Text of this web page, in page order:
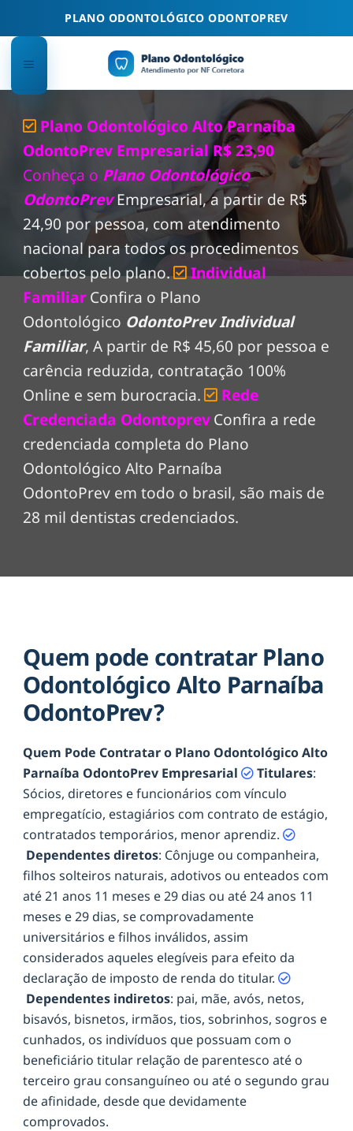
PLANO ODONTOLÓGICO ODONTOPREV
Plano Odontológico Alto Parnaíba
OdontoPrev Empresarial R$ 23,90
Conheça o Plano Odontológico
OdontoPrev Empresarial, a partir de R$
24,90 por pessoa, com atendimento
nacional para todos os procedimentos
cobertos pelo plano.
Individual
FamiliarConfira o Plano
Odontológico OdontoPrev Individual
Familiar, A partir de R$ 45,60 por pessoa e
carência reduzida, contratação 100%
Online e sem burocracia.
Rede
Credenciada OdontoprevConfira a rede
credenciada completa do Plano
Odontológico Alto Parnaíba
OdontoPrev em todo o brasil, são mais de
28 mil dentistas credenciados.
Quem pode contratar Plano
Odontológico Alto Parnaíba
OdontoPrev?
Quem Pode Contratar o Plano Odontológico Alto
Parnaíba OdontoPrev Empresarial
Titulares:
Sócios, diretores e funcionários com vínculo
empregatício, estagiários com contrato de estágio,
contratados temporários, menor aprendiz.
Dependentes diretos: Cônjuge ou companheira,
filhos solteiros naturais, adotivos ou enteados com
até 21 anos 11 meses e 29 dias ou até 24 anos 11
meses e 29 dias, se comprovadamente
universitários e filhos inválidos, assim
considerados aqueles elegíveis para efeito da
declaração de imposto de renda do titular.
Dependentes indiretos: pai, mãe, avós, netos,
bisavós, bisnetos, irmãos, tios, sobrinhos, sogros e
cunhados, os indivíduos que possuam com o
beneficiário titular relação de parentesco até o
terceiro grau consanguíneo ou até o segundo grau
de afinidade, desde que devidamente
comprovados.